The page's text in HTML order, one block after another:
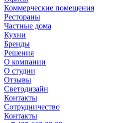
Коммерческие помещения
Рестораны
Частные дома
Кухни
Бренды
Решения
О компании
О студии
Отзывы
Светодизайн
Контакты
Сотрудничество
Контакты